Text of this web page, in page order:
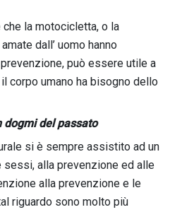
la motocicletta, o la
dall’ uomo hanno
può essere utile a
corpo umano ha bisogno dello
del passato
si è sempre assistito ad un
alla prevenzione ed alle
alla prevenzione e le
riguardo sono molto più